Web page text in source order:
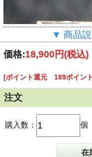
▼ 商品
価格:18,900円(税込)
[ポイント還元 189ポイン
注文
購入数： 個
在